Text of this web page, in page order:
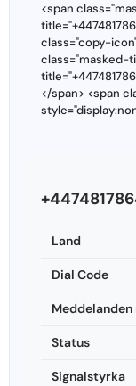
<span
class="copy-
class="masked-
</span> <span
Land
Dial Code
Status
Signalstyrka